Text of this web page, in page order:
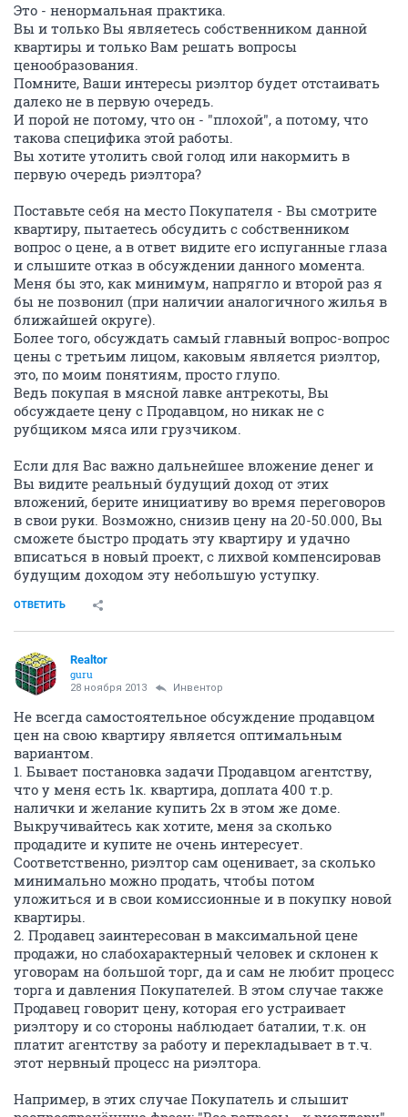
Это - ненормальная практика.
Вы и только Вы являетесь собственником данной
квартиры и только Вам решать вопросы
ценообразования.
Помните, Ваши интересы риэлтор будет отстаивать
далеко не в первую очередь.
И порой не потому, что он - "плохой", а потому, что
такова специфика этой работы.
Вы хотите утолить свой голод или накормить в
первую очередь риэлтора?
Поставьте себя на место Покупателя - Вы смотрите
квартиру, пытаетесь обсудить с собственником
вопрос о цене, а в ответ видите его испуганные глаза
и слышите отказ в обсуждении данного момента.
Меня бы это, как минимум, напрягло и второй раз я
бы не позвонил (при наличии аналогичного жилья в
ближайшей округе).
Более того, обсуждать самый главный вопрос-вопрос
цены с третьим лицом, каковым является риэлтор,
это, по моим понятиям, просто глупо.
Ведь покупая в мясной лавке антрекоты, Вы
обсуждаете цену с Продавцом, но никак не с
рубщиком мяса или грузчиком.
Если для Вас важно дальнейшее вложение денег и
Вы видите реальный будущий доход от этих
вложений, берите инициативу во время переговоров
в свои руки. Возможно, снизив цену на 20-50.000, Вы
сможете быстро продать эту квартиру и удачно
вписаться в новый проект, с лихвой компенсировав
будущим доходом эту небольшую уступку.
ОТВЕТИТЬ
Realtor
guru
28 ноября 2013 Инвентор
Не всегда самостоятельное обсуждение продавцом
цен на свою квартиру является оптимальным
вариантом.
1. Бывает постановка задачи Продавцом агентству,
что у меня есть 1к. квартира, доплата 400 т.р.
налички и желание купить 2х в этом же доме.
Выкручивайтесь как хотите, меня за сколько
продадите и купите не очень интересует.
Соответственно, риэлтор сам оценивает, за сколько
минимально можно продать, чтобы потом
уложиться и в свои комиссионные и в покупку новой
квартиры.
2. Продавец заинтересован в максимальной цене
продажи, но слабохарактерный человек и склонен к
уговорам на большой торг, да и сам не любит процесс
торга и давления Покупателей. В этом случае также
Продавец говорит цену, которая его устраивает
риэлтору и со стороны наблюдает баталии, т.к. он
платит агентству за работу и перекладывает в т.ч.
этот нервный процесс на риэлтора.
Например, в этих случае Покупатель и слышит